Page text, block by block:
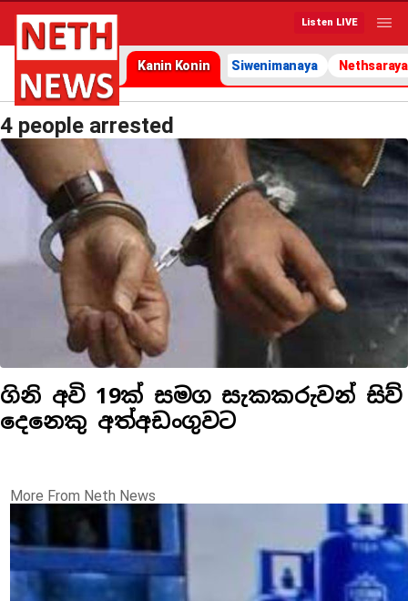
Listen LIVE
Kanin Konin Siwenimanaya Nethsaraya
4 people arrested
ගිනි අවි 19ක් සමග සැකකරුවන් සිව්
දෙනෙකු අත්අඩංගුවට
More From Neth News